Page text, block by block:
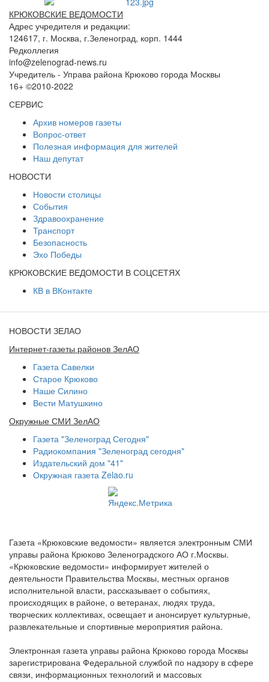
КРЮКОВСКИЕ ВЕДОМОСТИ
Адрес учредителя и редакции:
124617, г. Москва, г.Зеленоград, корп. 1444
Редколлегия
info@zelenograd-news.ru
Учредитель - Управа района Крюково города Москвы
16+ ©2010-2022
СЕРВИС
Архив номеров газеты
Вопрос-ответ
Полезная информация для жителей
Наш депутат
НОВОСТИ
Новости столицы
События
Здравоохранение
Транспорт
Безопасность
Эхо Победы
КРЮКОВСКИЕ ВЕДОМОСТИ В СОЦСЕТЯХ
КВ в ВКонтакте
НОВОСТИ ЗЕЛАО
Интернет-газеты районов ЗелАО
Газета Савелки
Старое Крюково
Наше Силино
Вести Матушкино
Окружные СМИ ЗелАО
Газета "Зеленоград Сегодня"
Радиокомпания "Зеленоград сегодня"
Издательский дом "41"
Окружная газета Zelao.ru
Газета «Крюковские ведомости» является электронным СМИ
управы района Крюково Зеленоградского АО г.Москвы.
«Крюковские ведомости» информирует жителей о
деятельности Правительства Москвы, местных органов
исполнительной власти, рассказывает о событиях,
происходящих в районе, о ветеранах, людях труда,
творческих коллективах, освещает и анонсирует культурные,
развлекательные и спортивные мероприятия района.
Электронная газета управы района Крюково города Москвы
зарегистрирована Федеральной службой по надзору в сфере
связи, информационных технологий и массовых